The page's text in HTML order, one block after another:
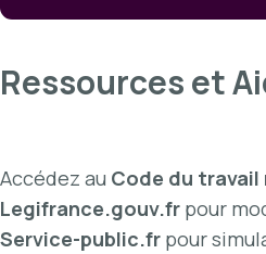
Ressources et
Accédez au Code du travail
Legifrance.gouv.fr pour
Service-public.fr pour